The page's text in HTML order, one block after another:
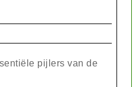
pijlers van de